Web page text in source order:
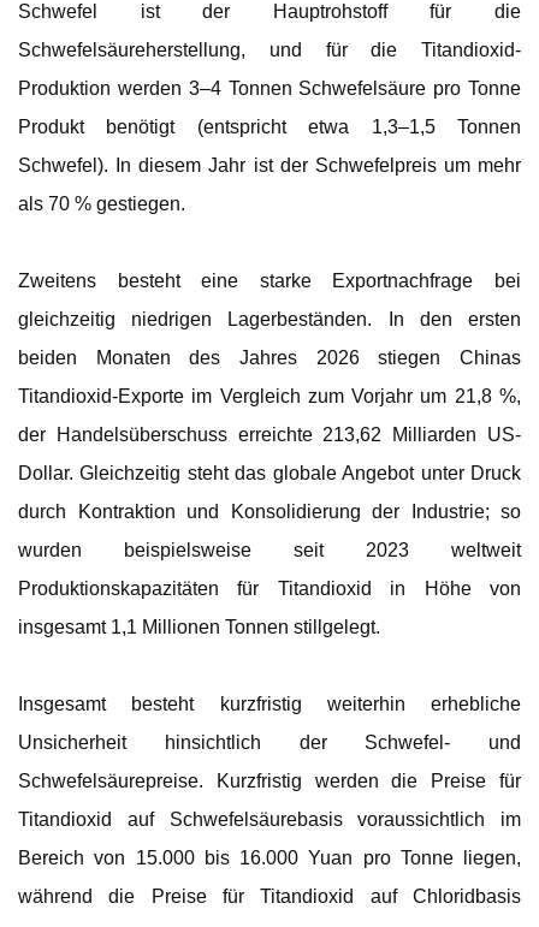
Schwefel ist der Hauptrohstoff für die
Schwefelsäureherstellung, und für die Titandioxid-
Produktion werden 3–4 Tonnen Schwefelsäure pro Tonne
Produkt benötigt (entspricht etwa 1,3–1,5 Tonnen
Schwefel). In diesem Jahr ist der Schwefelpreis um mehr
als 70 % gestiegen.
Zweitens besteht eine starke Exportnachfrage bei
gleichzeitig niedrigen Lagerbeständen. In den ersten
beiden Monaten des Jahres 2026 stiegen Chinas
Titandioxid-Exporte im Vergleich zum Vorjahr um 21,8 %,
der Handelsüberschuss erreichte 213,62 Milliarden US-
Dollar. Gleichzeitig steht das globale Angebot unter Druck
durch Kontraktion und Konsolidierung der Industrie; so
wurden beispielsweise seit 2023 weltweit
Produktionskapazitäten für Titandioxid in Höhe von
insgesamt 1,1 Millionen Tonnen stillgelegt.
Insgesamt besteht kurzfristig weiterhin erhebliche
Unsicherheit hinsichtlich der Schwefel- und
Schwefelsäurepreise. Kurzfristig werden die Preise für
Titandioxid auf Schwefelsäurebasis voraussichtlich im
Bereich von 15.000 bis 16.000 Yuan pro Tonne liegen,
während die Preise für Titandioxid auf Chloridbasis